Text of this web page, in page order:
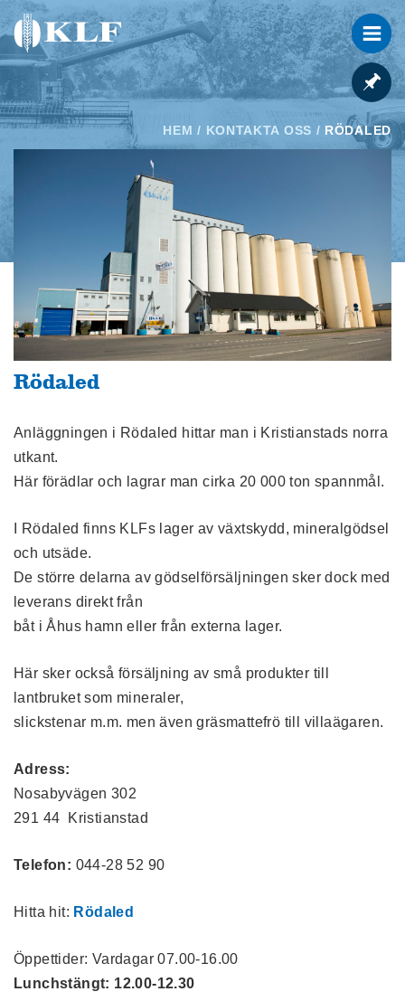
HEM / KONTAKTA OSS / RÖDALED
Rödaled
Anläggningen i Rödaled hittar man i Kristianstads norra
utkant.
Här förädlar och lagrar man cirka 20 000 ton spannmål.
I Rödaled finns KLFs lager av växtskydd, mineralgödsel
och utsäde.
De större delarna av gödselförsäljningen sker dock med
leverans direkt från
båt i Åhus hamn eller från externa lager.
Här sker också försäljning av små produkter till
lantbruket som mineraler,
slickstenar m.m. men även gräsmattefrö till villaägaren.
Adress:
Nosabyvägen 302
291 44 Kristianstad
Telefon: 044-28 52 90
Hitta hit: Rödaled
Öppettider: Vardagar 07.00-16.00
Lunchstängt: 12.00-12.30